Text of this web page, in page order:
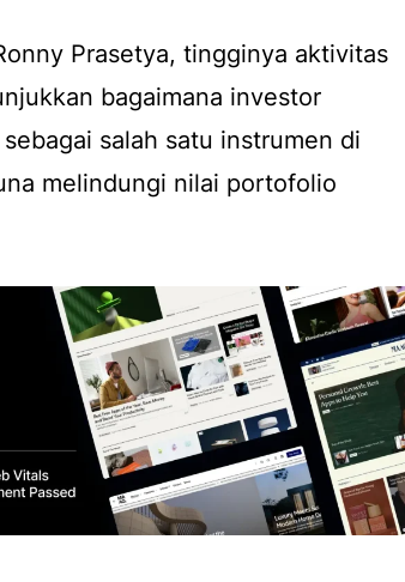
Prasetya, tingginya aktivitas
bagaimana investor
sebagai salah satu instrumen di
melindungi nilai portofolio